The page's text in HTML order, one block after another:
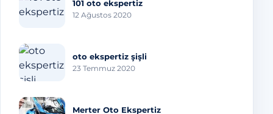
101 oto ekspertiz
12 Ağustos 2020
oto ekspertiz şişli
23 Temmuz 2020
Merter Oto Ekspertiz